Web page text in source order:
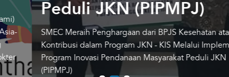
Karir
Customer Care
Optic
Cerita Pasien
Peduli JKN (PIPMPJ)
SMEC Meraih Penghargaan dari BPJS Kesehatan atas
Kontribusi dalam Program JKN - KIS Melalui Implementasi
Program Inovasi Pendanaan Masyarakat Peduli JKN
(PIPMPJ)